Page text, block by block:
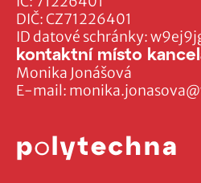
DIČ: CZ71226401
ID datové schránky:
kontaktní místo
Monika Jonášová
E-mail: